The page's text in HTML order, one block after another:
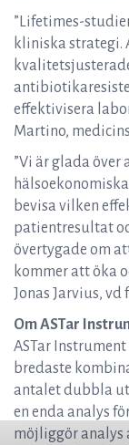
”Lifetimes-
kliniska strategi.
effektivisera
Martino,
”Vi är glada över
bevisa vilken
patientresultat
övertygade om
kommer att öka
Jonas Jarvius, vd
Om ASTar
ASTar Instrument
bredaste
antalet dubbla
en enda analys
möjliggör analys